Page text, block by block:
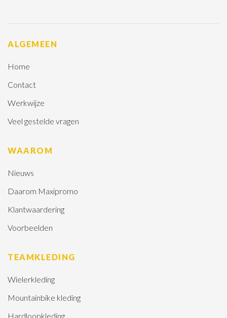
ALGEMEEN
Home
Contact
Werkwijze
Veel gestelde vragen
WAAROM
Nieuws
Daarom Maxipromo
Klantwaardering
Voorbeelden
TEAMKLEDING
Wielerkleding
Mountainbike kleding
Hardloopkleding